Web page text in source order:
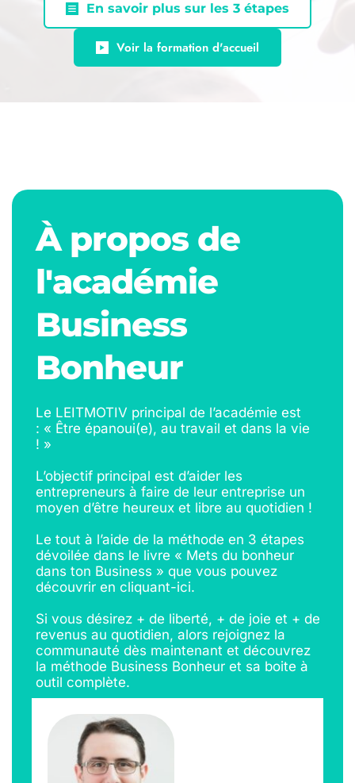
En savoir plus sur les 3 étapes
Voir la formation d'accueil
À propos de
l'académie
Business
Bonheur
Le LEITMOTIV principal de l’académie est
: « Être épanoui(e), au travail et dans la vie
! »
L’objectif principal est d’aider les
entrepreneurs à faire de leur entreprise un
moyen d’être heureux et libre au quotidien !
Le tout à l’aide de la méthode en 3 étapes
dévoilée dans le livre « Mets du bonheur
dans ton Business » que vous pouvez
découvrir en cliquant-ici.
Si vous désirez + de liberté, + de joie et + de
revenus au quotidien, alors rejoignez la
communauté dès maintenant et découvrez
la méthode Business Bonheur et sa boite à
outil complète.